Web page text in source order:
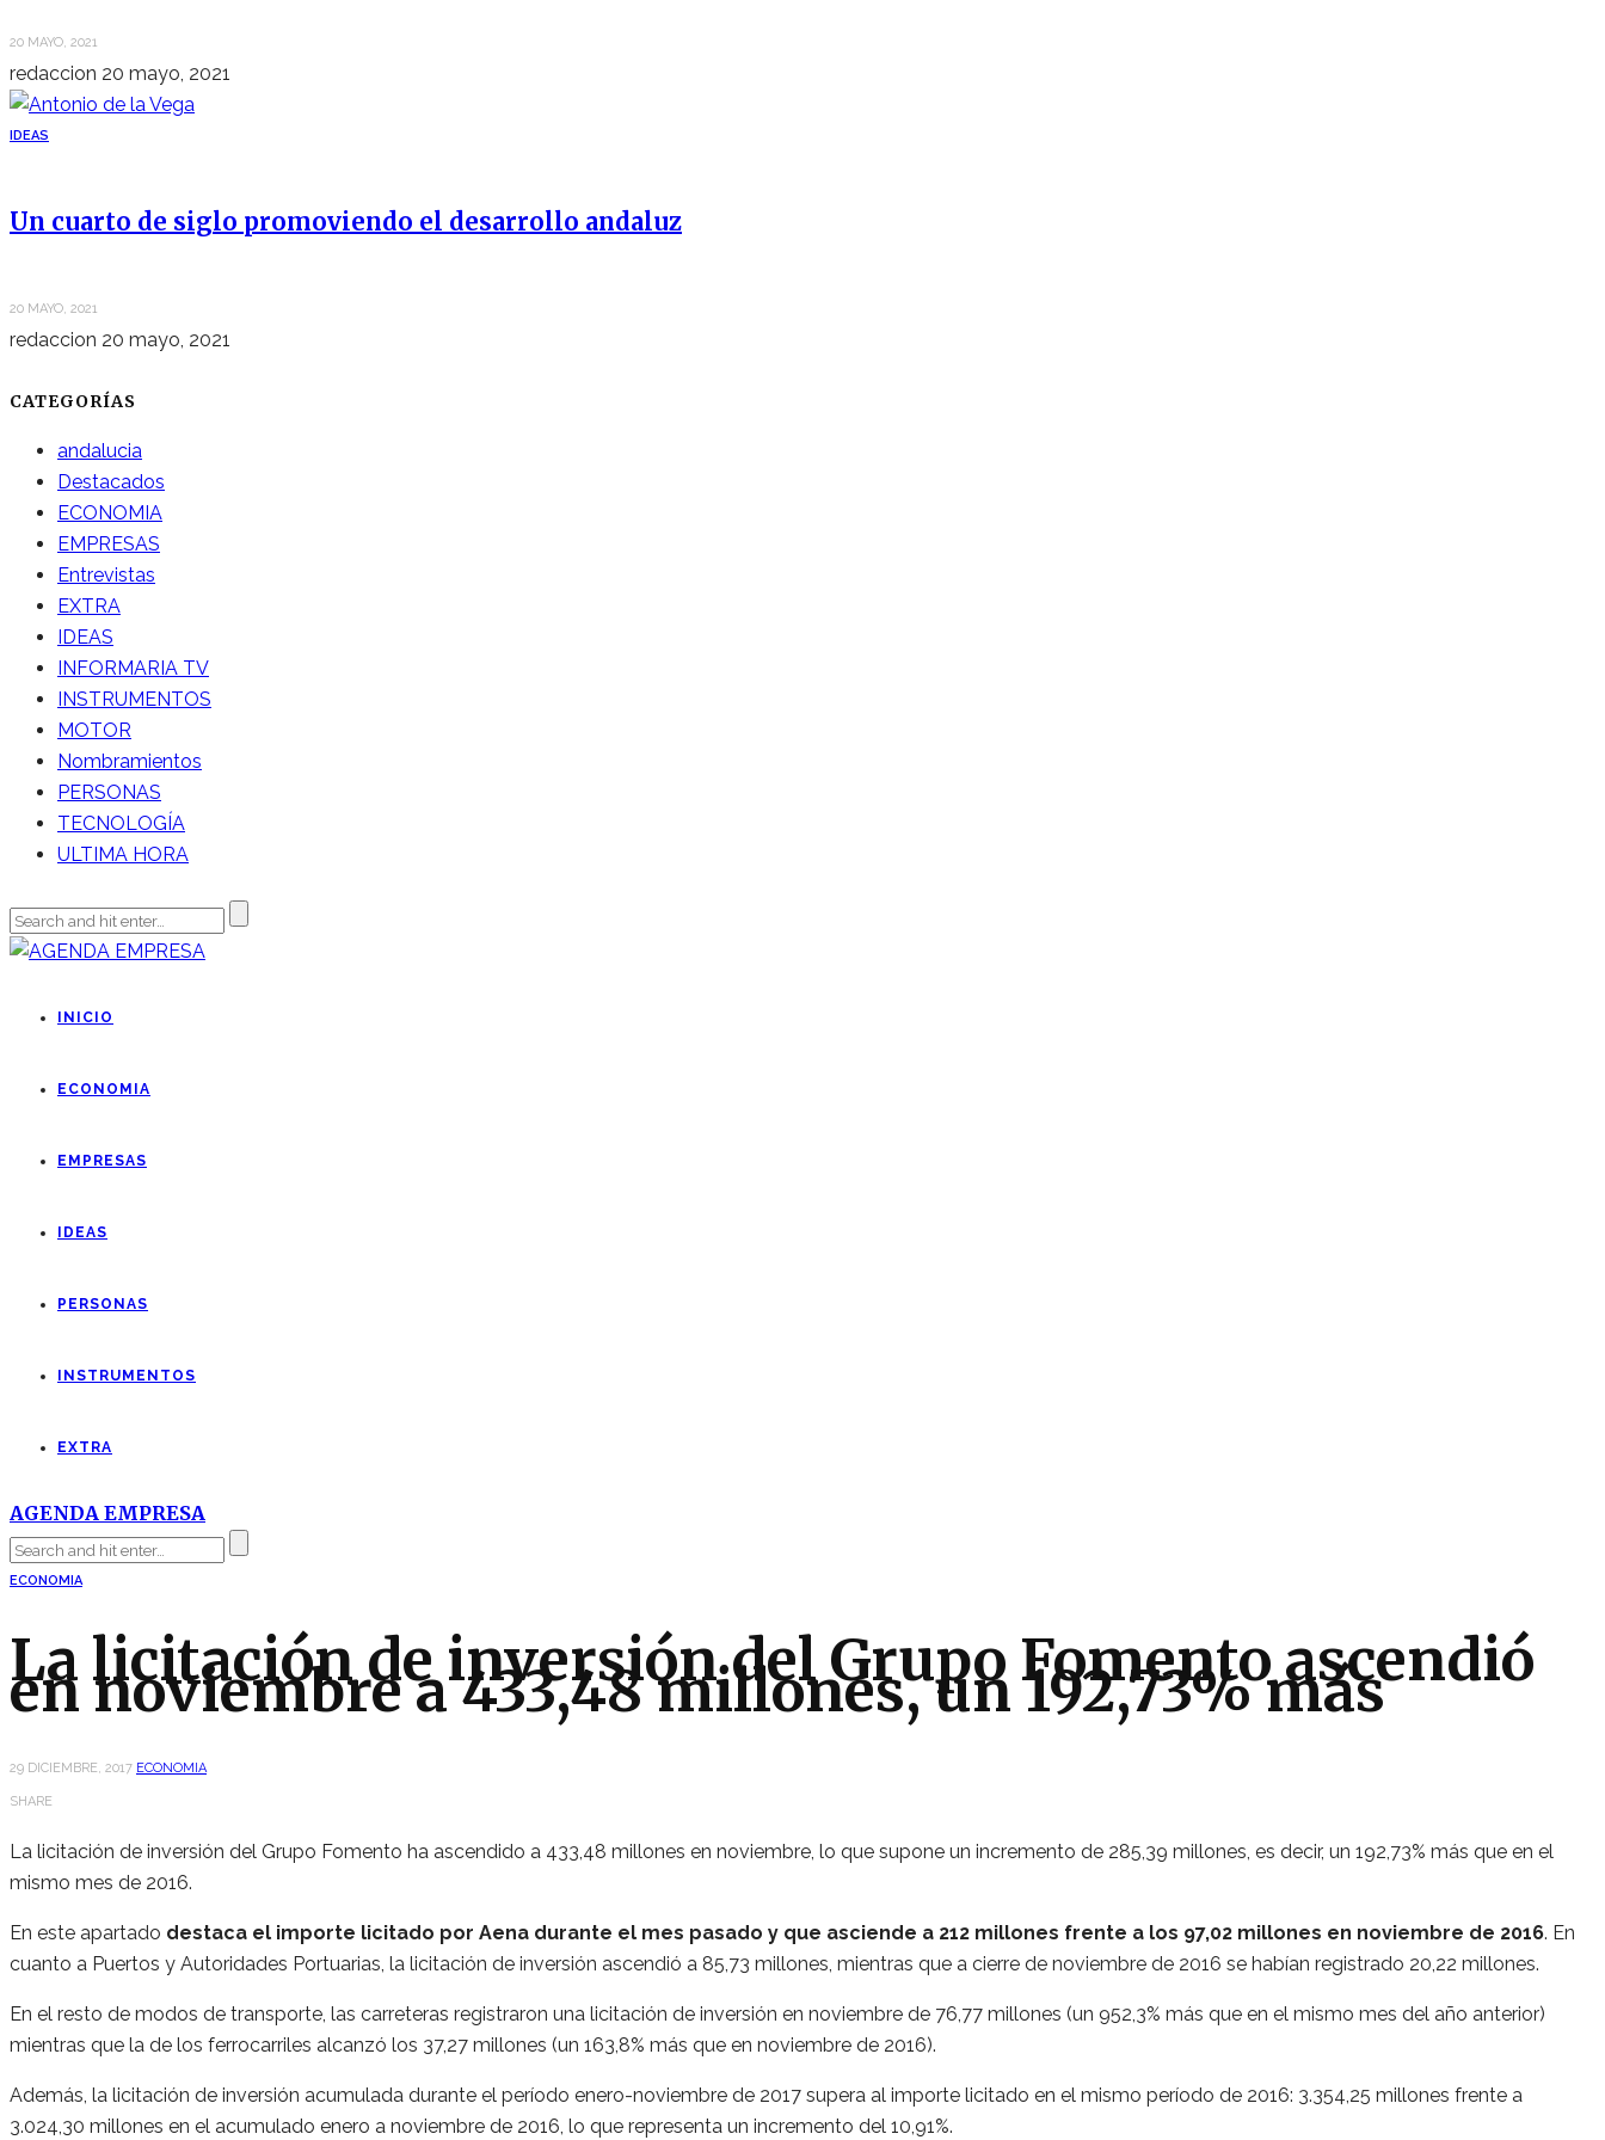
20 MAYO, 2021
redaccion 20 mayo, 2021
IDEAS
Un cuarto de siglo promoviendo el desarrollo andaluz
20 MAYO, 2021
redaccion 20 mayo, 2021
CATEGORÍAS
andalucia
Destacados
ECONOMIA
EMPRESAS
Entrevistas
EXTRA
IDEAS
INFORMARIA TV
INSTRUMENTOS
MOTOR
Nombramientos
PERSONAS
TECNOLOGÍA
ULTIMA HORA
INICIO
ECONOMIA
EMPRESAS
IDEAS
PERSONAS
INSTRUMENTOS
EXTRA
AGENDA EMPRESA
ECONOMIA
La licitación de inversión del Grupo Fomento ascendió
en noviembre a 433,48 millones, un 192,73% más
29 DICIEMBRE, 2017 ECONOMIA
SHARE
La licitación de inversión del Grupo Fomento ha ascendido a 433,48 millones en noviembre, lo que supone un incremento de 285,39 millones, es decir, un 192,73% más que en el
mismo mes de 2016.
En este apartado destaca el importe licitado por Aena durante el mes pasado y que asciende a 212 millones frente a los 97,02 millones en noviembre de 2016. En
cuanto a Puertos y Autoridades Portuarias, la licitación de inversión ascendió a 85,73 millones, mientras que a cierre de noviembre de 2016 se habían registrado 20,22 millones.
En el resto de modos de transporte, las carreteras registraron una licitación de inversión en noviembre de 76,77 millones (un 952,3% más que en el mismo mes del año anterior)
mientras que la de los ferrocarriles alcanzó los 37,27 millones (un 163,8% más que en noviembre de 2016).
Además, la licitación de inversión acumulada durante el período enero-noviembre de 2017 supera al importe licitado en el mismo período de 2016: 3.354,25 millones frente a
3.024,30 millones en el acumulado enero a noviembre de 2016, lo que representa un incremento del 10,91%.